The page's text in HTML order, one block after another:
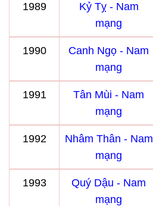
1989
Kỷ Tỵ - Nam
mạng
1990
Canh Ngọ - Nam
mạng
1991
Tân Mùi - Nam
mạng
1992
Nhâm Thân - Nam
mạng
1993
Quý Dậu - Nam
mạng